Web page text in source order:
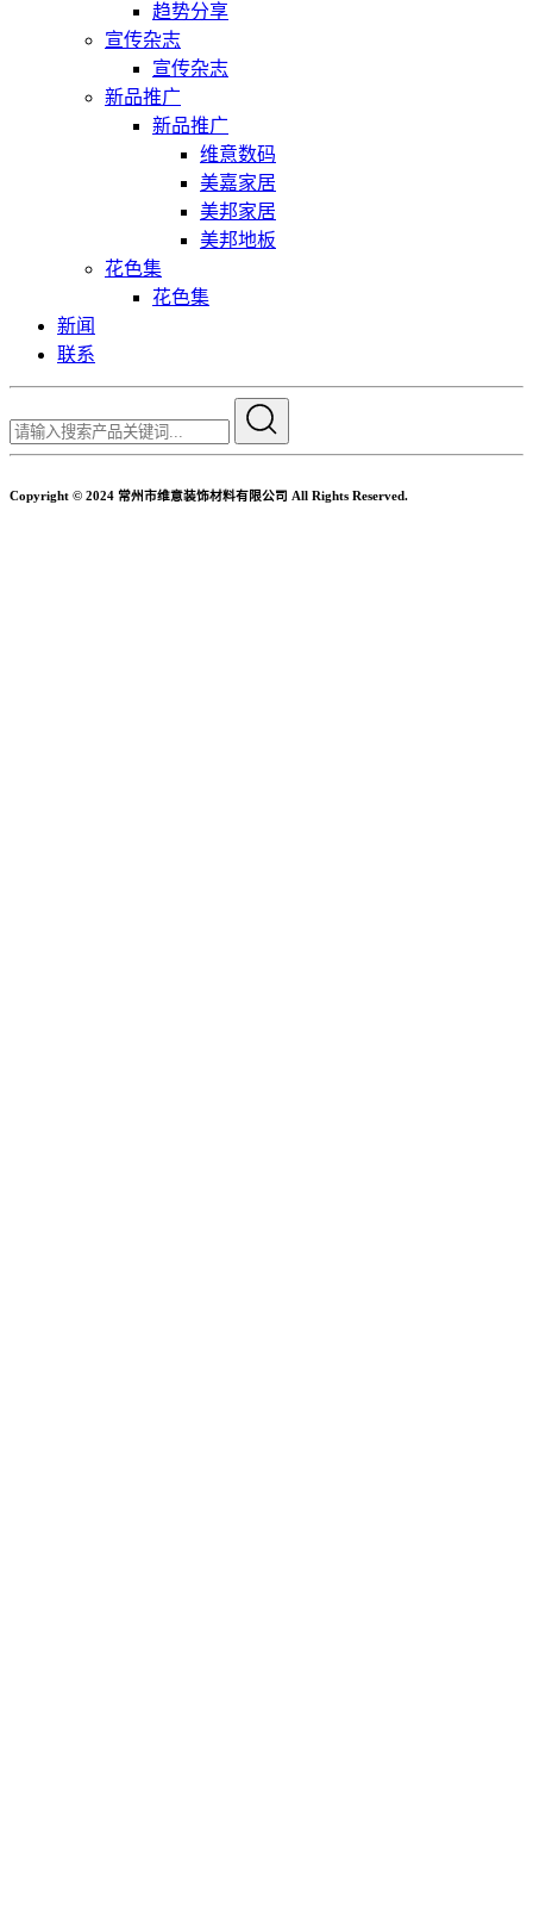
趋势分享
宣传杂志
宣传杂志
新品推广
新品推广
维意数码
美嘉家居
美邦家居
美邦地板
花色集
花色集
新闻
联系
Copyright © 2024 常州市维意装饰材料有限公司 All Rights Reserved.